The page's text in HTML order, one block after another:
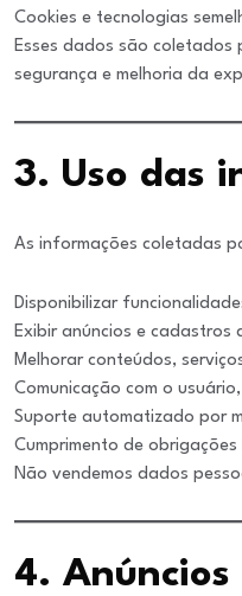
Cookies e tecnologias
Esses dados são
segurança e melhoria da
3. Uso das
As informações coletadas
Disponibilizar
Exibir anúncios e cadastros
Melhorar conteúdos,
Comunicação com o
Suporte automatizado por
Cumprimento de obrigações
Não vendemos dados
4. Anúncios